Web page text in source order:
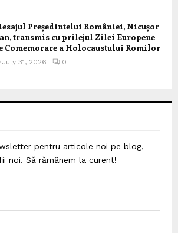
Președintelui României, Nicușor
transmis cu prilejul Zilei Europene
Comemorare a Holocaustului Romilor
July 31, 2026 0
pentru articole noi pe blog,
noi. Să rămânem la curent!